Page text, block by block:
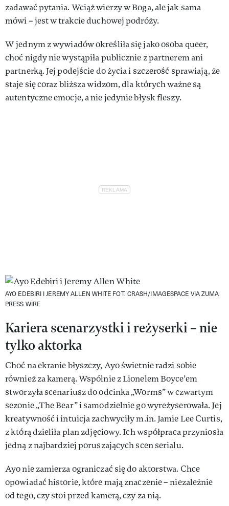
zadawać pytania. Wciąż wierzy w Boga, ale jak sama
mówi – jest w trakcie duchowej podróży.
W jednym z wywiadów określiła się jako osoba queer,
choć nigdy nie wystąpiła publicznie z partnerem ani
partnerką. Jej podejście do życia i szczerość sprawiają, że
staje się coraz bliższa widzom, dla których ważne są
autentyczne emocje, a nie jedynie błysk fleszy.
AYO EDEBIRI I JEREMY ALLEN WHITE FOT. CRASH/IMAGESPACE VIA ZUMA
PRESS WIRE
Kariera scenarzystki i reżyserki – nie
tylko aktorka
Choć na ekranie błyszczy, Ayo świetnie radzi sobie
również za kamerą. Wspólnie z Lionelem Boyce’em
stworzyła scenariusz do odcinka „Worms” w czwartym
sezonie „The Bear” i samodzielnie go wyreżyserowała. Jej
kreatywność i intuicja zachwyciły m.in. Jamie Lee Curtis,
z którą dzieliła plan zdjęciowy. Ich współpraca przyniosła
jedną z najbardziej poruszających scen serialu.
Ayo nie zamierza ograniczać się do aktorstwa. Chce
opowiadać historie, które mają znaczenie – niezależnie
od tego, czy stoi przed kamerą, czy za nią.